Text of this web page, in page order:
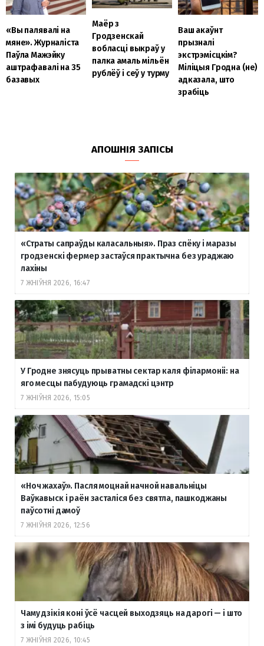
«Вы палявалі на
мяне». Журналіста
Паўла Мажэйку
аштрафавалі на 35
базавых
Маёр з
Гродзенскай
вобласці выкраў у
палка амаль мільён
рублёў і сеў у турму
Ваш акаўнт
прызналі
экстрэмісцкім?
Міліцыя Гродна (не)
адказала, што
зрабіць
АПОШНІЯ ЗАПІСЫ
«Страты сапраўды каласальныя». Праз спёку і маразы
гродзенскі фермер застаўся практычна без ураджаю
лахіны
7 ЖНІЎНЯ 2026, 16:47
У Гродне знясуць прыватны сектар каля філармоніі: на
яго месцы пабудуюць грамадскі цэнтр
7 ЖНІЎНЯ 2026, 15:05
«Ноч жахаў». Пасля моцнай начной навальніцы
Ваўкавыск і раён засталіся без святла, пашкоджаны
паўсотні дамоў
7 ЖНІЎНЯ 2026, 12:56
Чаму дзікія коні ўсё часцей выходзяць на дарогі — і што
з імі будуць рабіць
7 ЖНІЎНЯ 2026, 10:45